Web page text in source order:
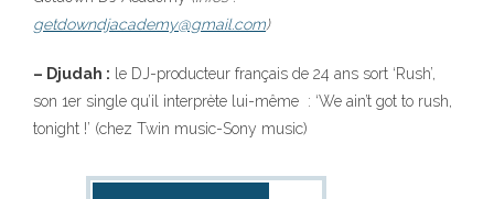
getdowndjacademy@gmail.com)
– Djudah : le DJ-producteur français de 24 ans sort ‘Rush’,
son 1er single qu’il interprète lui-même : ‘We ain’t got to rush,
tonight !’ (chez Twin music-Sony music)